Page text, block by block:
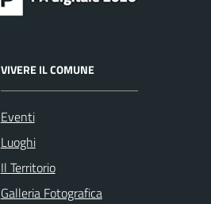
VIVERE IL COMUNE
Eventi
Luoghi
Il Territorio
Galleria Fotografica